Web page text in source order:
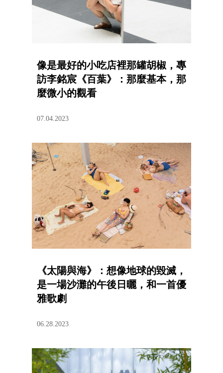
像是最好的小吃店裡那罐胡椒，專
訪李銘宸《百葉》：那麼基本，那
麼微小的觀看
07.04.2023
《太陽與海》：想像地球的毀滅，
是一場沙灘的午後日曬，和一首優
雅歌劇
06.28.2023